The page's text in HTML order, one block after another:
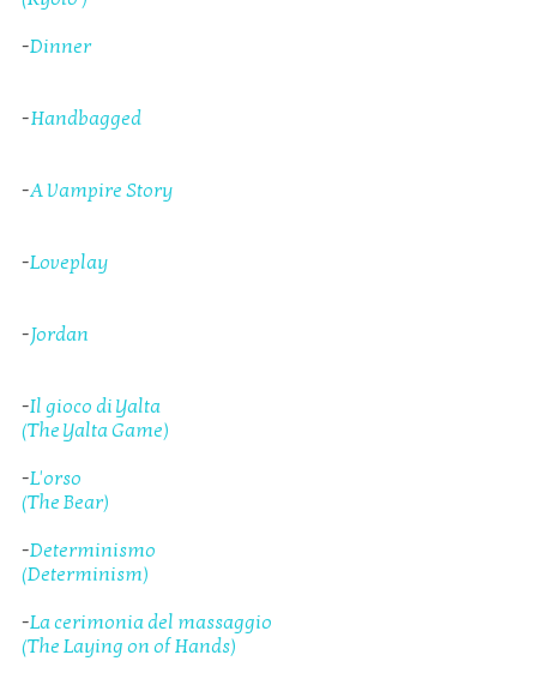
-Dinner
-Handbagged
-A Vampire Story
-Loveplay
-Jordan
-Il gioco di Yalta
(The Yalta Game)
-L'orso
(The Bear)
-Determinismo
(Determinism)
-La cerimonia del massaggio
(The Laying on of Hands)